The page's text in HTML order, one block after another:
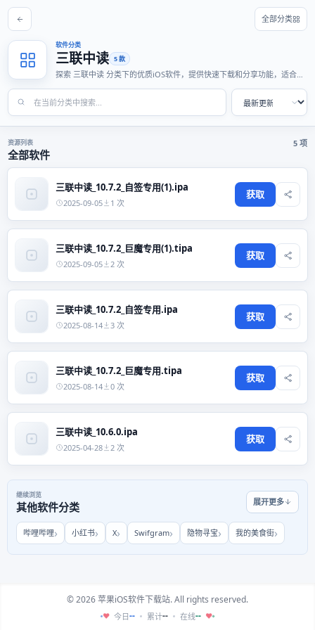
全部分类
软件分类
三联中读 5 款
探索 三联中读 分类下的优质iOS软件，提供快速下载和分享功能，适合各
资源列表
全部软件
5 项
三联中读_10.7.2_自签专用(1).ipa
2025-09-05 1 次
获取
三联中读_10.7.2_巨魔专用(1).tipa
2025-09-05 2 次
获取
三联中读_10.7.2_自签专用.ipa
2025-08-14 3 次
获取
三联中读_10.7.2_巨魔专用.tipa
2025-08-14 0 次
获取
三联中读_10.6.0.ipa
2025-04-28 2 次
获取
继续浏览
其他软件分类 展开更多
哔哩哔哩 小红书 X Swifgram 隐物寻宝 我的美食街
© 2026 苹果iOS软件下载站. All rights reserved.
♥ 今日-- 累计-- 在线-- ♥